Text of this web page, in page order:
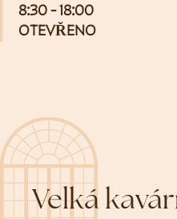
8:30 - 18:00
OTEVŘENO
Velká